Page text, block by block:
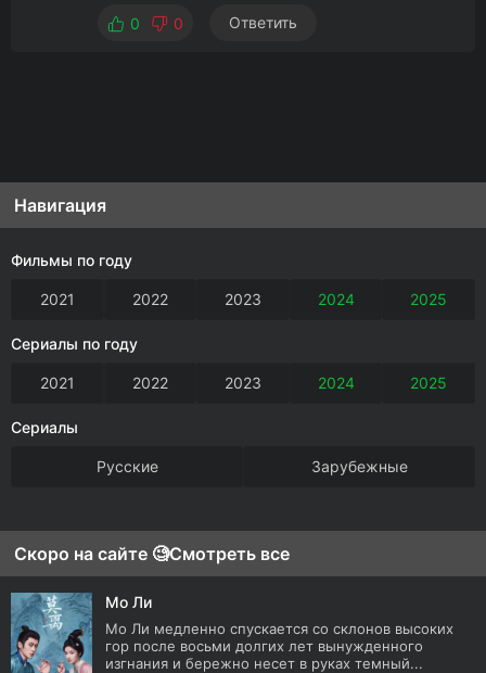
0 0 Ответить
Навигация
Фильмы по году
2021 2022 2023 2024 2025
Сериалы по году
2021 2022 2023 2024 2025
Сериалы
Русские Зарубежные
Скоро на сайте 🧐Смотреть все
Мо Ли
Мо Ли медленно спускается со склонов высоких
гор после восьми долгих лет вынужденного
изгнания и бережно несет в руках темный...